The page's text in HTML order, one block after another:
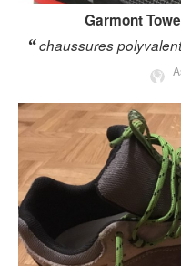
Garmont
chaussures